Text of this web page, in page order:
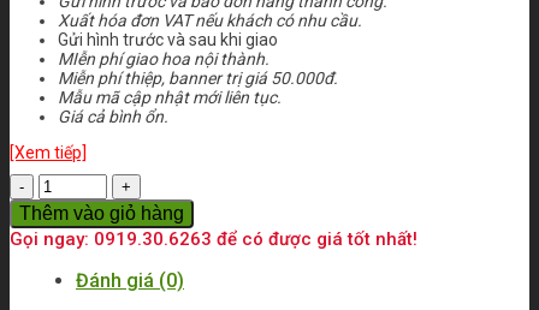
Xuất hóa đơn VAT nếu khách có nhu cầu.
Gửi hình trước và sau khi giao
MIễn phí giao hoa nội thành.
Miễn phí thiệp, banner trị giá 50.000đ.
Mẫu mã cập nhật mới liên tục.
Giá cả bình ổn.
[Xem tiếp]
Số
lượng
Thêm vào giỏ hàng
Gọi ngay: 0919.30.6263 để có được giá tốt nhất!
Đánh giá (0)